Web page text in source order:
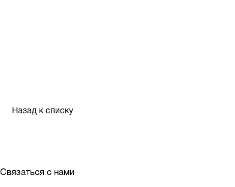
Назад к списку
Связаться с нами